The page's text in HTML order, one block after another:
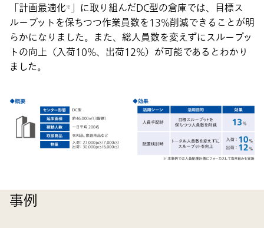
「計画最適化※」に取り組んだDC型の倉庫では、目標ス
ループットを保ちつつ作業員数を13%削減できることが明
らかになりました。また、総人員数を変えずにスループッ
トの向上（入荷10%、出荷12%）が可能であるとわかり
ました。
事例